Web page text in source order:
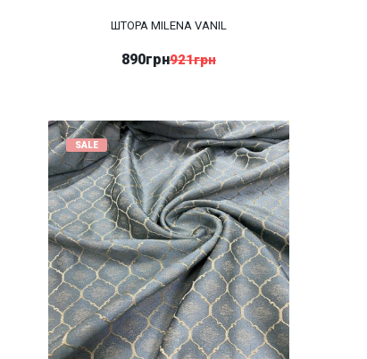
ШТОРА MILENA VANIL
890грн921грн
SALE